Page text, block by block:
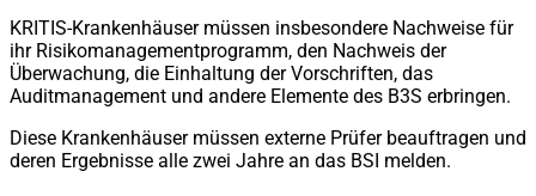
KRITIS-Krankenhäuser müssen insbesondere Nachweise für
ihr Risikomanagementprogramm, den Nachweis der
Überwachung, die Einhaltung der Vorschriften, das
Auditmanagement und andere Elemente des B3S erbringen.
Diese Krankenhäuser müssen externe Prüfer beauftragen und
deren Ergebnisse alle zwei Jahre an das BSI melden.